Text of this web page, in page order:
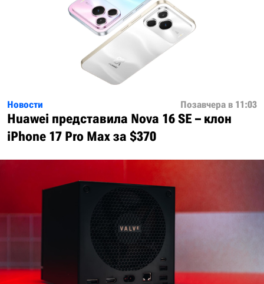
Новости Позавчера в 11:03
Huawei представила Nova 16 SE – клон
iPhone 17 Pro Max за $370